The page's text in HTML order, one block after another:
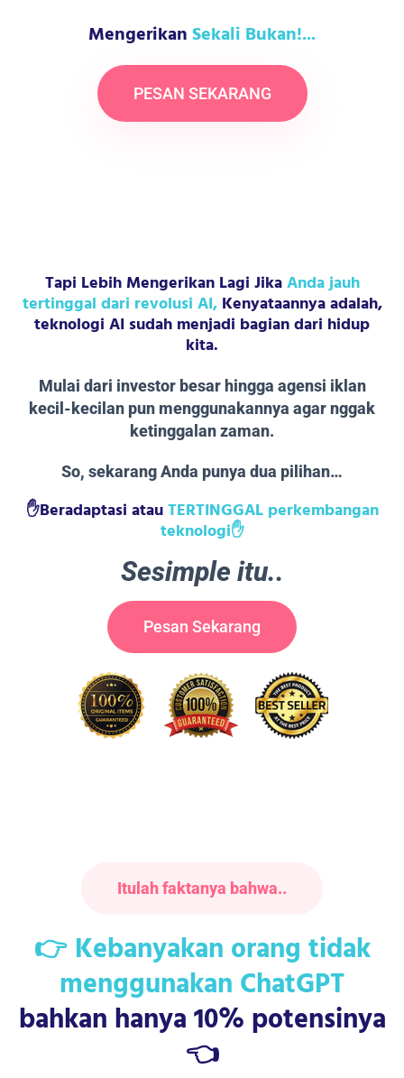
MengerikanSekali Bukan!...
PESAN SEKARANG
Tapi Lebih Mengerikan Lagi JikaAnda jauh
tertinggal dari revolusi AI,Kenyataannya adalah,
teknologi AI sudah menjadi bagian dari hidup
kita.
Mulai dari investor besar hingga agensi iklan
kecil-kecilan pun menggunakannya agar nggak
ketinggalan zaman.
So, sekarang Anda punya dua pilihan…
✋Beradaptasi atauTERTINGGAL perkembangan
teknologi✋
Sesimple itu..
Pesan Sekarang
Itulah faktanya bahwa..
👉 Kebanyakan orang tidak
menggunakan ChatGPT
bahkan hanya 10% potensinya
👈